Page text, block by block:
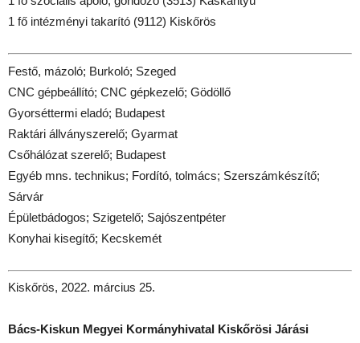
1 fő intézményi takarító (9112) Kiskőrös
Festő, mázoló; Burkoló; Szeged
CNC gépbeállító; CNC gépkezelő; Gödöllő
Gyorséttermi eladó; Budapest
Raktári állványszerelő; Gyarmat
Csőhálózat szerelő; Budapest
Egyéb mns. technikus; Fordító, tolmács; Szerszámkészítő;
Sárvár
Épületbádogos; Szigetelő; Sajószentpéter
Konyhai kisegítő; Kecskemét
Kiskőrös, 2022. március 25.
Bács-Kiskun Megyei Kormányhivatal Kiskőrösi Járási